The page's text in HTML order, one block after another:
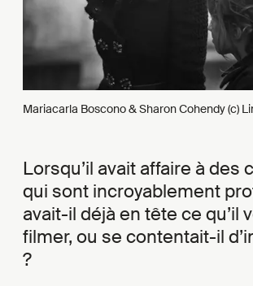
Mariacarla Boscono & Sharon Cohendy (c)
Lorsqu’il avait affaire à des
qui sont incroyablement
avait-il déjà en tête ce qu’il
filmer, ou se contentait-il
?